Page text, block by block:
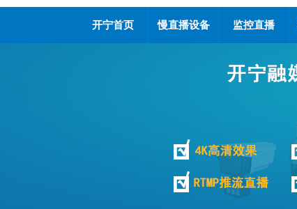
开宁首页 慢直播设备 监控直播